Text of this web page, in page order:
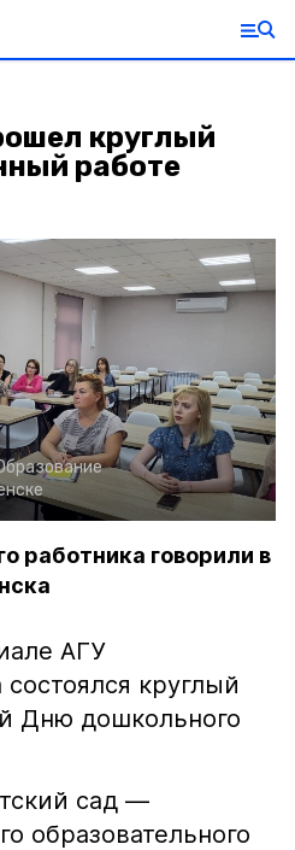
круглый
работе
работника говорили в
АГУ
круглый
Дню дошкольного
сад —
образовательного